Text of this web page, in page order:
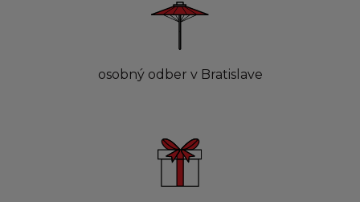
osobný odber v Bratislave